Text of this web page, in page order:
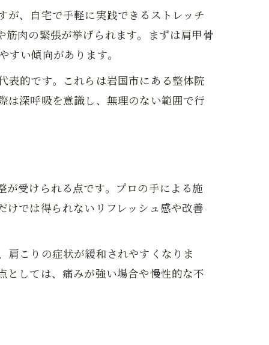
が、自宅で手軽に実践できるストレッチ
肉の緊張が挙げられます。まずは肩甲骨
い傾向があります。
表的です。これらは岩国市にある整体院
は深呼吸を意識し、無理のない範囲で行
受けられる点です。プロの手による施
では得られないリフレッシュ感や改善
肩こりの症状が緩和されやすくなりま
としては、痛みが強い場合や慢性的な不